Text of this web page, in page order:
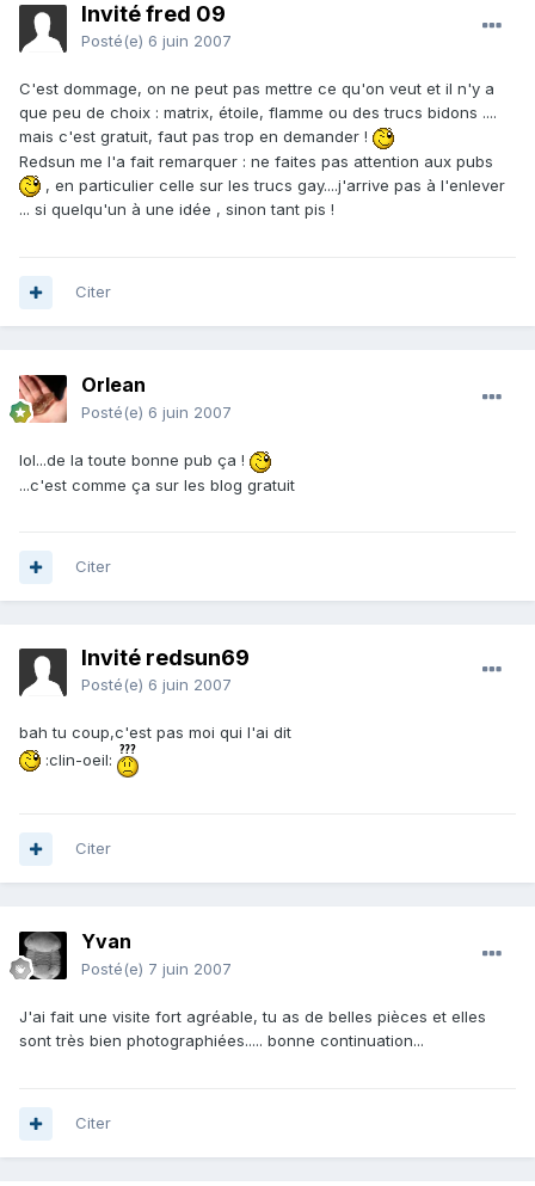
Invité fred 09
Posté(e) 6 juin 2007
C'est dommage, on ne peut pas mettre ce qu'on veut et il n'y a
que peu de choix : matrix, étoile, flamme ou des trucs bidons ....
mais c'est gratuit, faut pas trop en demander !
Redsun me l'a fait remarquer : ne faites pas attention aux pubs
, en particulier celle sur les trucs gay....j'arrive pas à l'enlever
... si quelqu'un à une idée , sinon tant pis !
Citer
Orlean
Posté(e) 6 juin 2007
lol...de la toute bonne pub ça !
...c'est comme ça sur les blog gratuit
Citer
Invité redsun69
Posté(e) 6 juin 2007
bah tu coup,c'est pas moi qui l'ai dit
:clin-oeil:
Citer
Yvan
Posté(e) 7 juin 2007
J'ai fait une visite fort agréable, tu as de belles pièces et elles
sont très bien photographiées..... bonne continuation...
Citer